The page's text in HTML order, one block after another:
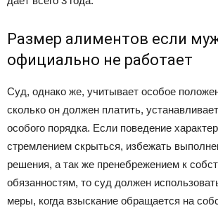
Размер алиментов если
официально не работает
Суд, однако же, учитывает особое
сколько он должен платить,
особого порядка. Если поведение
стремлением скрыться, избежать
решения, а так же пренебрежением к
обязанностям, то суд должен
меры, когда взыскание обращается на